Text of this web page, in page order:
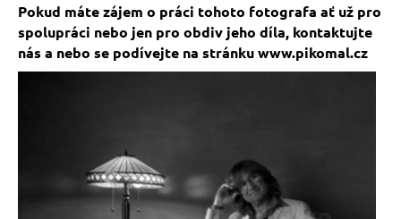
Pokud máte zájem o práci tohoto fotografa ať už pro
spolupráci nebo jen pro obdiv jeho díla, kontaktujte
nás a nebo se podívejte na stránku www.pikomal.cz